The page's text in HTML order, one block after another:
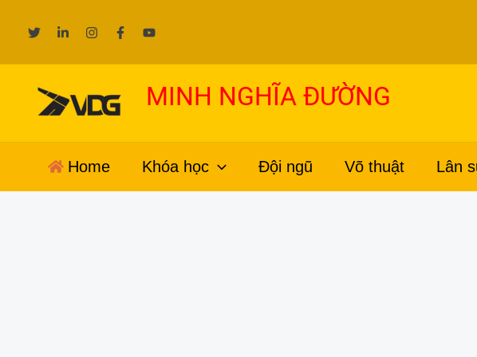
dung
MINH NGHĨA ĐƯỜNG
Home Khóa học Đội ngũ Võ thuật Lân